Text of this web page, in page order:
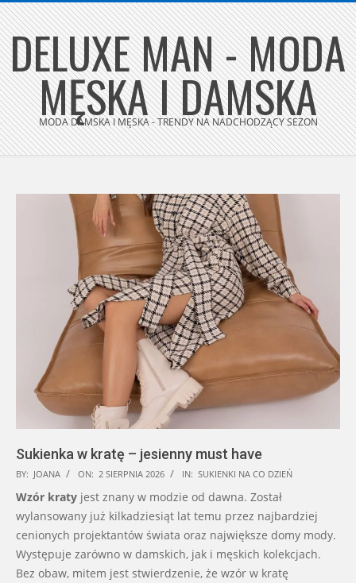
Skip
to
content
DELUXE MAN - MODA
MĘSKA I DAMSKA
MODA DAMSKA I MĘSKA - TRENDY NA NADCHODZĄCY SEZON
Sukienka w kratę – jesienny must have
2026-
08-
BY: JOANA ON: 2 SIERPNIA 2026 IN: SUKIENKI NA CO DZIEŃ
Wzór kraty jest znany w modzie od dawna. Został
wylansowany już kilkadziesiąt lat temu przez najbardziej
cenionych projektantów świata oraz największe domy mody.
Występuje zarówno w damskich, jak i męskich kolekcjach.
Bez obaw, mitem jest stwierdzenie, że wzór w kratę